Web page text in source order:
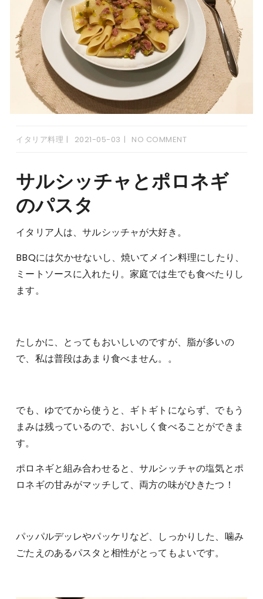
イタリア料理 2021-05-03 NO COMMENT
サルシッチャとポロネギ
のパスタ
イタリア人は、サルシッチャが大好き。
BBQには欠かせないし、焼いてメイン料理にしたり、
ミートソースに入れたり。家庭では生でも食べたりし
ます。
たしかに、とってもおいしいのですが、脂が多いの
で、私は普段はあまり食べません。。
でも、ゆでてから使うと、ギトギトにならず、でもう
まみは残っているので、おいしく食べることができま
す。
ポロネギと組み合わせると、サルシッチャの塩気とポ
ロネギの甘みがマッチして、両方の味がひきたつ！
パッパルデッレやパッケリなど、しっかりした、噛み
ごたえのあるパスタと相性がとってもよいです。